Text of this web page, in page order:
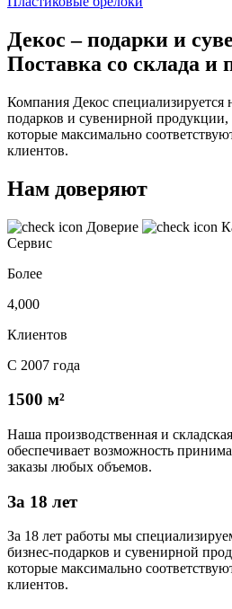
Декос – подарки и
Поставка со склада и
Компания Декос специализируется
подарков и сувенирной продукции,
которые максимально
клиентов.
Нам доверяют
Доверие
Сервис
Более
4,000
Клиентов
С 2007 года
1500 м²
Наша производственная и
обеспечивает возможность
заказы любых объемов.
За 18 лет
За 18 лет работы мы
бизнес-подарков и сувенирной
которые максимально
клиентов.